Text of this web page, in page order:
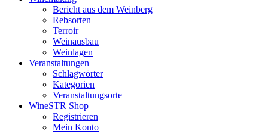
Bericht aus dem Weinberg
Rebsorten
Terroir
Weinausbau
Weinlagen
Veranstaltungen
Schlagwörter
Kategorien
Veranstaltungsorte
WineSTR Shop
Registrieren
Mein Konto